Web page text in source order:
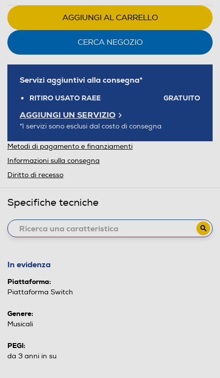
AGGIUNGI AL CARRELLO
CERCA NEGOZIO
Servizi aggiuntivi alla consegna*
RITIRO USATO RAEE GRATUITO
AGGIUNGI UN SERVIZIO
*I servizi sono esclusi dal costo di consegna
Metodi di pagamento e finanziamenti
Informazioni sulla consegna
Diritto di recesso
Specifiche tecniche
In evidenza
Piattaforma:
Piattaforma Switch
Genere:
Musicali
PEGI:
da 3 anni in su